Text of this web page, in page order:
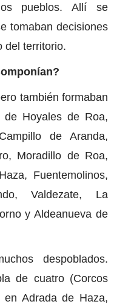
pueblos. Allí se
tomaban decisiones
del territorio.
también formaban
Hoyales de Roa,
de Aranda,
Moradillo de Roa,
Fuentemolinos,
Valdezate, La
y Aldeanueva de
despoblados.
de cuatro (Corcos
Adrada de Haza,